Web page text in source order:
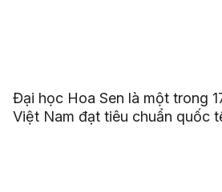
Đại học Hoa Sen là một trong
Việt Nam đạt tiêu chuẩn quốc